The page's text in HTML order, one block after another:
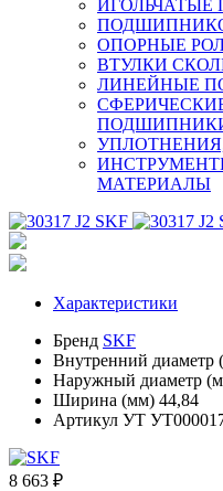
ОПОРНЫЕ
ВТУЛКИ
ЛИНЕЙНЫЕ
МАТЕРИАЛЫ
Характеристики
Бренд SKF
Внутренний диаметр
Наружный диаметр
Ширина (мм) 44,84
Артикул УТ
8 663 ₽